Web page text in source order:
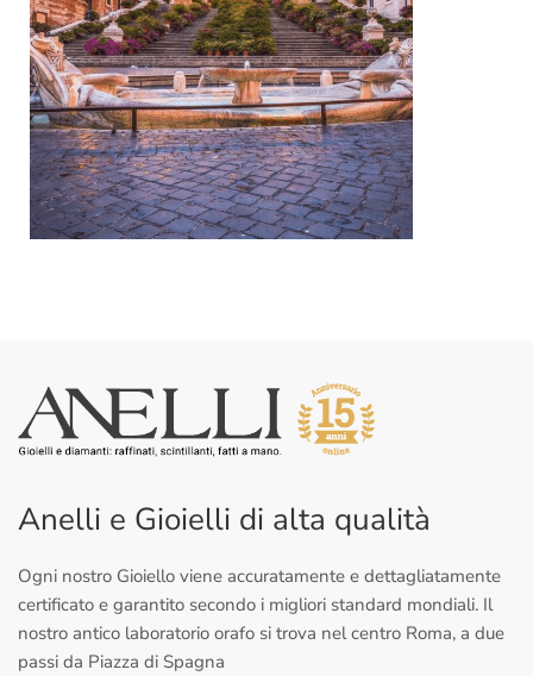
Anelli e Gioielli di alta qualità
Ogni nostro Gioiello viene accuratamente e dettagliatamente
certificato e garantito secondo i migliori standard mondiali. Il
nostro antico laboratorio orafo si trova nel centro Roma, a due
passi da Piazza di Spagna